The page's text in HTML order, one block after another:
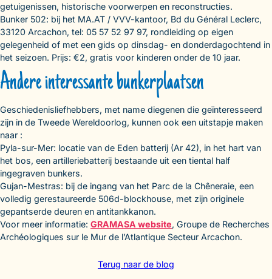
getuigenissen, historische voorwerpen en reconstructies.
Bunker 502: bij het MA.AT / VVV-kantoor, Bd du Général Leclerc,
33120 Arcachon, tel: 05 57 52 97 97, rondleiding op eigen
gelegenheid of met een gids op dinsdag- en donderdagochtend in
het seizoen. Prijs: €2, gratis voor kinderen onder de 10 jaar.
Andere interessante bunkerplaatsen
Geschiedenisliefhebbers, met name diegenen die geïnteresseerd
zijn in de Tweede Wereldoorlog, kunnen ook een uitstapje maken
naar :
Pyla-sur-Mer: locatie van de Eden batterij (Ar 42), in het hart van
het bos, een artilleriebatterij bestaande uit een tiental half
ingegraven bunkers.
Gujan-Mestras: bij de ingang van het Parc de la Chêneraie, een
volledig gerestaureerde 506d-blockhouse, met zijn originele
gepantserde deuren en antitankkanon.
Voor meer informatie: GRAMASA website, Groupe de Recherches
Archéologiques sur le Mur de l’Atlantique Secteur Arcachon.
Terug naar de blog